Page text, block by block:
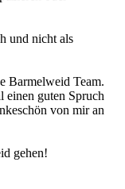
und nicht als
Barmelweid Team.
einen guten Spruch
von mir an
gehen!